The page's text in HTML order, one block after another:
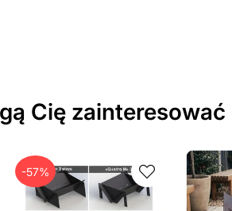
Cię zainteresować
-57%